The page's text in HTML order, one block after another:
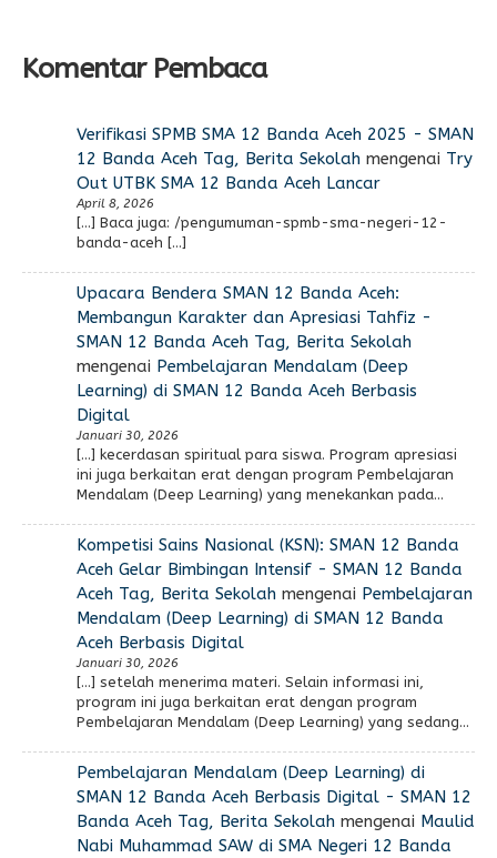
Komentar Pembaca
Verifikasi SPMB SMA 12 Banda Aceh 2025 - SMAN
12 Banda Aceh Tag, Berita Sekolahmengenai Try
Out UTBK SMA 12 Banda Aceh Lancar
April 8, 2026
[…] Baca juga: /pengumuman-spmb-sma-negeri-12-
banda-aceh […]
Upacara Bendera SMAN 12 Banda Aceh:
Membangun Karakter dan Apresiasi Tahfiz -
SMAN 12 Banda Aceh Tag, Berita Sekolah
mengenai Pembelajaran Mendalam (Deep
Learning) di SMAN 12 Banda Aceh Berbasis
Digital
Januari 30, 2026
[…] kecerdasan spiritual para siswa. Program apresiasi
ini juga berkaitan erat dengan program Pembelajaran
Mendalam (Deep Learning) yang menekankan pada…
Kompetisi Sains Nasional (KSN): SMAN 12 Banda
Aceh Gelar Bimbingan Intensif - SMAN 12 Banda
Aceh Tag, Berita Sekolahmengenai Pembelajaran
Mendalam (Deep Learning) di SMAN 12 Banda
Aceh Berbasis Digital
Januari 30, 2026
[…] setelah menerima materi. Selain informasi ini,
program ini juga berkaitan erat dengan program
Pembelajaran Mendalam (Deep Learning) yang sedang…
Pembelajaran Mendalam (Deep Learning) di
SMAN 12 Banda Aceh Berbasis Digital - SMAN 12
Banda Aceh Tag, Berita Sekolahmengenai Maulid
Nabi Muhammad SAW di SMA Negeri 12 Banda